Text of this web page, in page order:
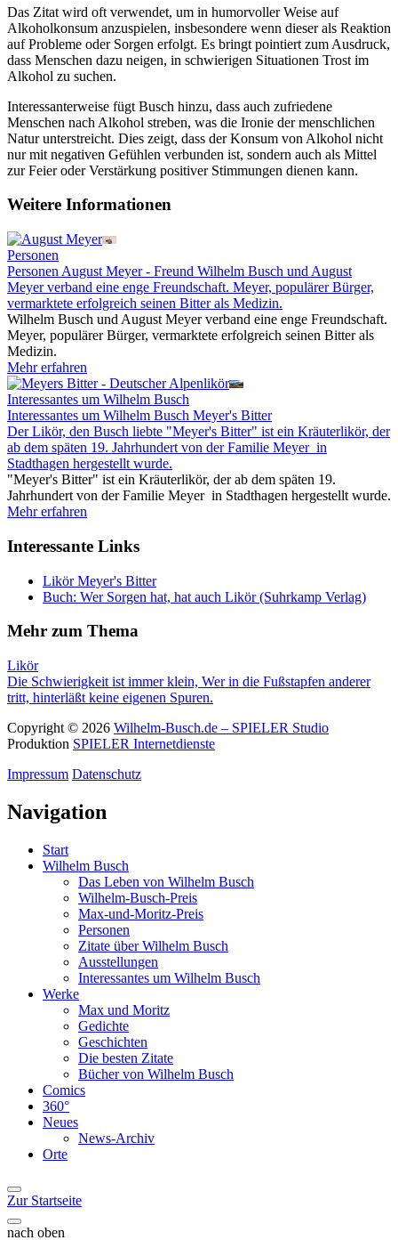
Das Zitat wird oft verwendet, um in humorvoller Weise auf
Alkoholkonsum anzuspielen, insbesondere wenn dieser als Reaktion
auf Probleme oder Sorgen erfolgt. Es bringt pointiert zum Ausdruck,
dass Menschen dazu neigen, in schwierigen Situationen Trost im
Alkohol zu suchen.
Interessanterweise fügt Busch hinzu, dass auch zufriedene
Menschen nach Alkohol streben, was die Ironie der menschlichen
Natur unterstreicht. Dies zeigt, dass der Konsum von Alkohol nicht
nur mit negativen Gefühlen verbunden ist, sondern auch als Mittel
zur Feier oder Verstärkung positiver Stimmungen dienen kann.
Weitere Informationen
Personen
Personen August Meyer - Freund Wilhelm Busch und August
Meyer verband eine enge Freundschaft. Meyer, populärer Bürger,
vermarktete erfolgreich seinen Bitter als Medizin.
Wilhelm Busch und August Meyer verband eine enge Freundschaft.
Meyer, populärer Bürger, vermarktete erfolgreich seinen Bitter als
Medizin.
Mehr erfahren
Interessantes um Wilhelm Busch
Interessantes um Wilhelm Busch Meyer's Bitter
Der Likör, den Busch liebte "Meyer's Bitter" ist ein Kräuterlikör, der
ab dem späten 19. Jahrhundert von der Familie Meyer in
Stadthagen hergestellt wurde.
"Meyer's Bitter" ist ein Kräuterlikör, der ab dem späten 19.
Jahrhundert von der Familie Meyer in Stadthagen hergestellt wurde.
Mehr erfahren
Interessante Links
Likör Meyer's Bitter
Buch: Wer Sorgen hat, hat auch Likör (Suhrkamp Verlag)
Mehr zum Thema
Likör
Die Schwierigkeit ist immer klein, Wer in die Fußstapfen anderer
tritt, hinterläßt keine eigenen Spuren.
Copyright © 2026 Wilhelm-Busch.de – SPIELER Studio
Produktion SPIELER Internetdienste
Impressum Datenschutz
Navigation
Start
Wilhelm Busch
Das Leben von Wilhelm Busch
Wilhelm-Busch-Preis
Max-und-Moritz-Preis
Personen
Zitate über Wilhelm Busch
Ausstellungen
Interessantes um Wilhelm Busch
Werke
Max und Moritz
Gedichte
Geschichten
Die besten Zitate
Bücher von Wilhelm Busch
Comics
360°
Neues
News-Archiv
Orte
Zur Startseite
nach oben